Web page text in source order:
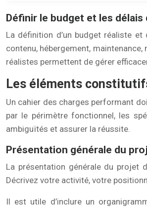
Définir le budget et les
La définition d’un budget réaliste
contenu, hébergement,
réalistes permettent de gérer
Les éléments
Un cahier des charges performant
par le périmètre fonctionnel, les
ambiguïtés et assurer la réussite.
Présentation générale du
La présentation générale du projet
Décrivez votre activité, votre
Il est utile d’inclure un